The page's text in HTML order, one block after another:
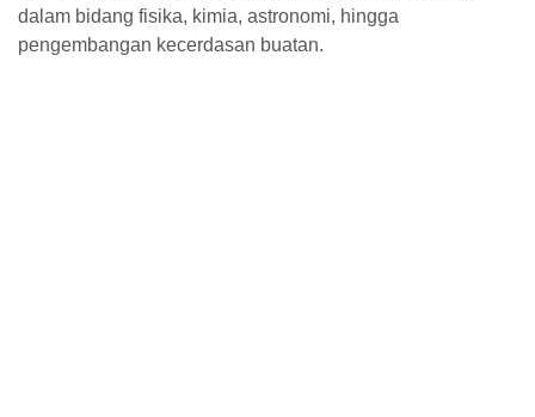
dalam bidang fisika, kimia, astronomi, hingga
pengembangan kecerdasan buatan.